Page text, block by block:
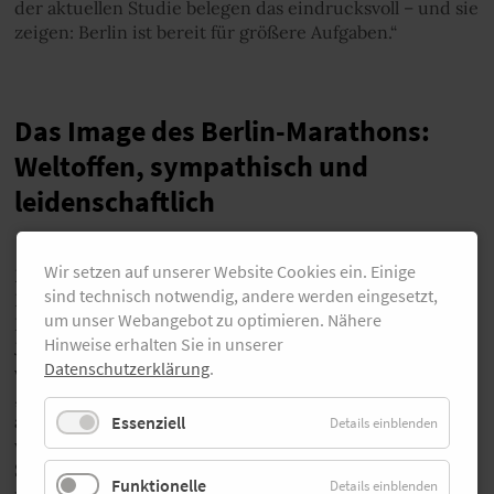
der aktuellen Studie belegen das eindrucksvoll – und sie
zeigen: Berlin ist bereit für größere Aufgaben.“
Das Image des Berlin-Marathons:
Weltoffen, sympathisch und
leidenschaftlich
Neben dem ökonomischen Nutzen wurde auch die
Imagewirkung untersucht. Das Ergebnis: 89 Prozent der
Berliner Bevölkerung im Alter zwischen 16 und 69
Jahren kennen den BMW Berlin-Marathon und
verbinden ihn mit Attributen wie „weltoffen“,
„leidenschaftlich“ und „sympathisch“. 95 Prozent der
auswärtigen Teilnehmenden und Begleitpersonen
würden Berlin erneut besuchen und empfehlen die
Stadt aktiv weiter, ein ganz klarer Indikator für die
Wir setzen auf unserer Website Cookies ein. Einige
sind technisch notwendig, andere werden eingesetzt,
um unser Webangebot zu optimieren. Nähere
Hinweise erhalten Sie in unserer
Datenschutzerklärung.
Essenziell Details einblenden
Funktionelle Details einblenden